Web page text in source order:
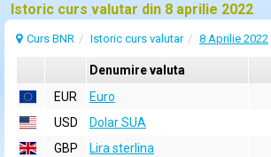
Istoric curs valutar din 8 aprilie 2022
Curs BNR Istoric curs valutar 8 Aprilie 2022
Denumire valuta
EUR
Euro
USD
Dolar SUA
GBP
Lira sterlina